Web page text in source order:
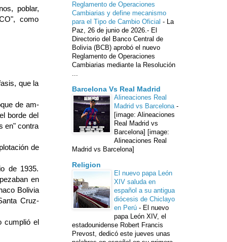
poblar,
como
que la
de am­
borde del
en" contra
de
de 1935.
en
Bolivia
Cruz-
cumplió el
Reglamento de Operaciones
Cambiarias y define mecanismo
para el Tipo de Cambio Oficial - La
Paz, 26 de junio de 2026.- El
Directorio del Banco Central de
Bolivia (BCB) aprobó el nuevo
Reglamento de Operaciones
Cambiarias mediante la Resolución
...
Barcelona Vs Real Madrid
Alineaciones Real
Madrid vs Barcelona -
[image: Alineaciones
Real Madrid vs
Barcelona] [image:
Alineaciones Real
Madrid vs Barcelona]
Religion
El nuevo papa León
XIV saluda en
español a su antigua
diócesis de Chiclayo
en Perú - El nuevo
papa León XIV, el
estadounidense Robert Francis
Prevost, dedicó este jueves unas